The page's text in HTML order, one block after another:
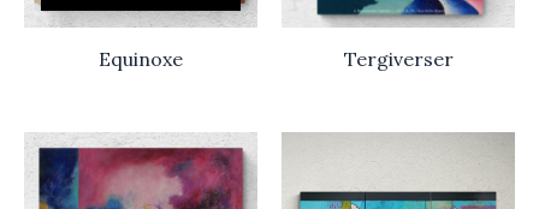
Equinoxe Tergiverser